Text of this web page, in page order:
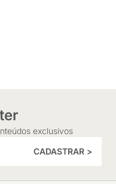
exclusivos
CADASTRAR >